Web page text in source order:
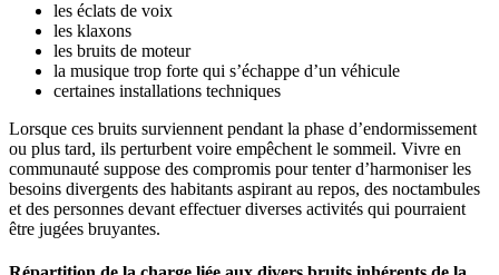
les éclats de voix
les klaxons
les bruits de moteur
la musique trop forte qui s’échappe d’un véhicule
certaines installations techniques
Lorsque ces bruits surviennent pendant la phase d’endormissement
ou plus tard, ils perturbent voire empêchent le sommeil. Vivre en
communauté suppose des compromis pour tenter d’harmoniser les
besoins divergents des habitants aspirant au repos, des noctambules
et des personnes devant effectuer diverses activités qui pourraient
être jugées bruyantes.